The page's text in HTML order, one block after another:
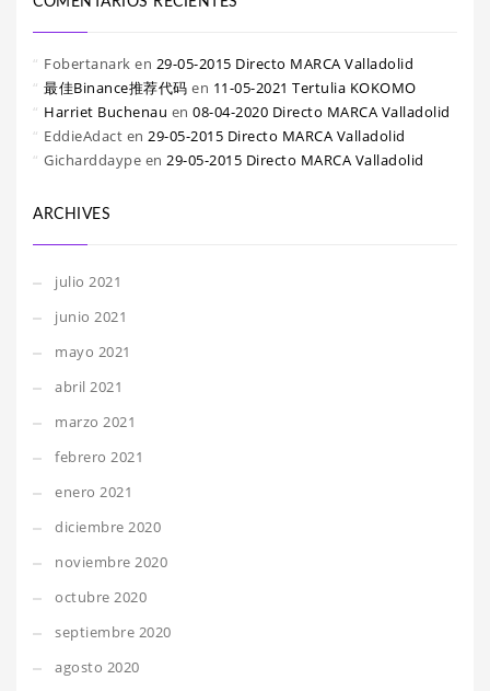
Fobertanark en 29-05-2015 Directo MARCA Valladolid
最佳Binance推荐代码 en 11-05-2021 Tertulia KOKOMO
Harriet Buchenau en 08-04-2020 Directo MARCA Valladolid
EddieAdact en 29-05-2015 Directo MARCA Valladolid
Gicharddaype en 29-05-2015 Directo MARCA Valladolid
ARCHIVES
julio 2021
junio 2021
mayo 2021
abril 2021
marzo 2021
febrero 2021
enero 2021
diciembre 2020
noviembre 2020
octubre 2020
septiembre 2020
agosto 2020